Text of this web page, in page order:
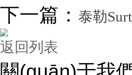
下一篇： 泰勒
返回列表